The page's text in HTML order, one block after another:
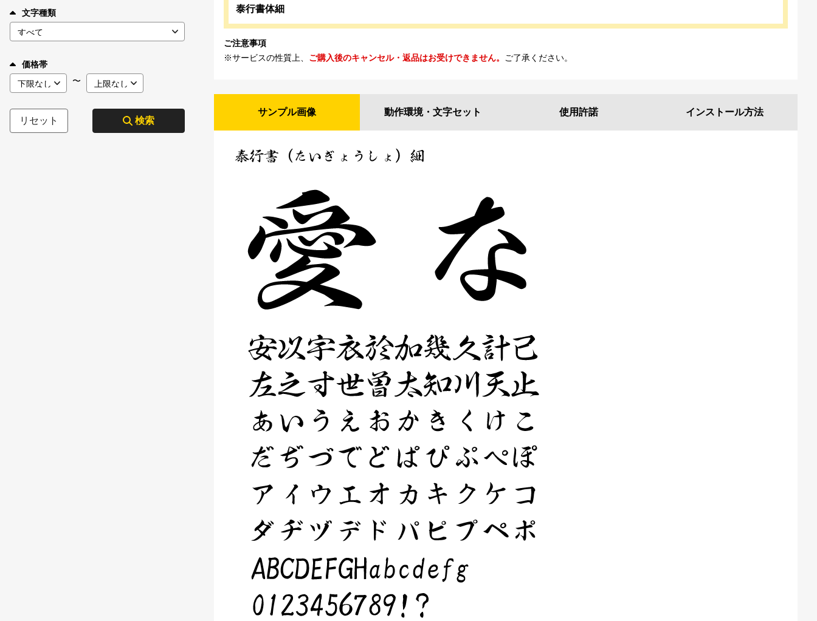
文字種類
価格帯
〜
リセット 検索
泰行書体細
ご注意事項
※サービスの性質上、 ご購入後のキャンセル・返品はお受けできません。 ご了承ください。
サンプル画像 動作環境・ 文字セット 使用許諾 インストール方法